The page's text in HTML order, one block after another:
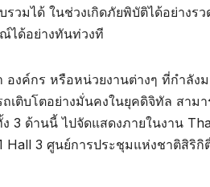
วมได้ ในช่วงเกิดภัยพิบัติได้อย่างร
ได้อย่างทันท่วงที
องค์กร หรือหน่วยงานต่างๆ ที่กำลั
เติบโตอย่างมั่นคงในยุคดิจิทัล สา
3 ด้านนี้ ไปจัดแสดงภายในงาน
3 ศูนย์การประชุมแห่งชาติสิริกิ